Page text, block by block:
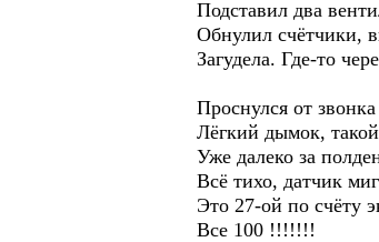
Подставил два
Обнулил счётчики,
Загудела. Где-то
Проснулся от
Лёгкий дымок,
Уже далеко за
Всё тихо, датчик
Это 27-ой по счёту
Все 100 !!!!!!!